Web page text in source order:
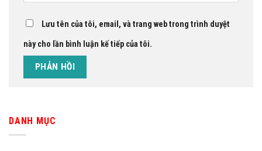
Lưu tên của tôi, email, và trang web trong trình duyệt
này cho lần bình luận kế tiếp của tôi.
DANH MỤC